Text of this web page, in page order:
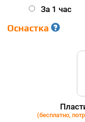
За 1 час
Оснастка
(бесплатно,